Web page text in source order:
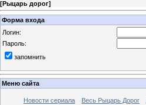
[Рыцарь дорог]
Форма входа
Логин:
Пароль:
запомнить
Меню сайта
Новости сериала Весь Рыцарь Дорог